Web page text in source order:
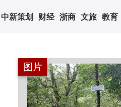
中新策划 财经 浙商 文旅 教育
图片